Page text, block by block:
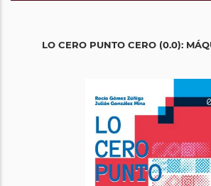
LO CERO PUNTO CERO (0.0):